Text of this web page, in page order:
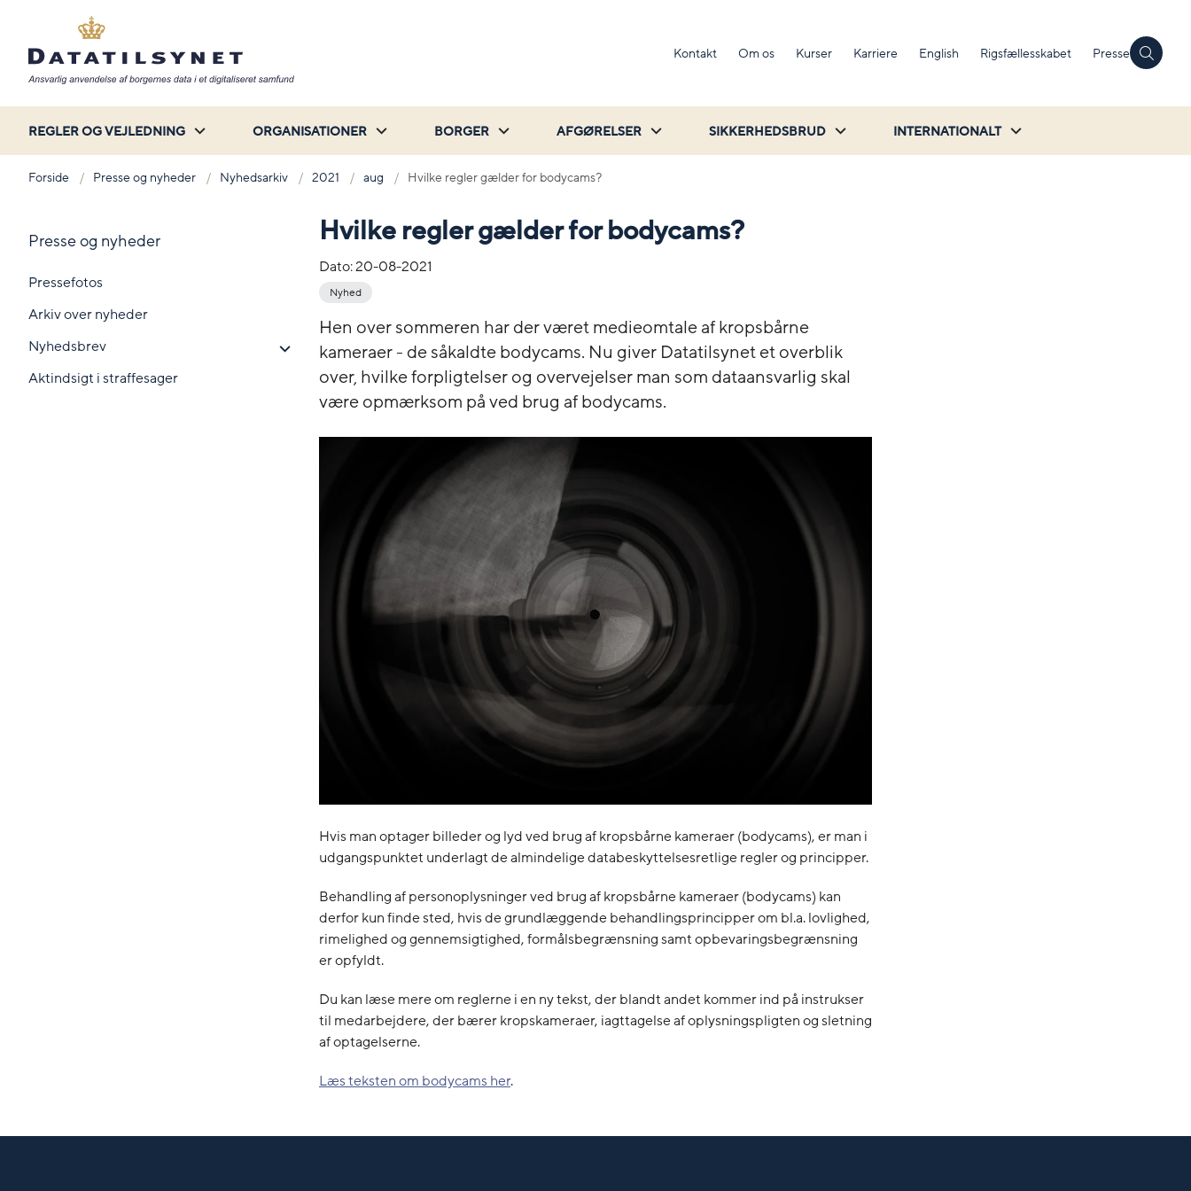
Kontakt Om os Kurser Karriere English Rigsfællesskabet Presse
REGLER OG VEJLEDNING ORGANISATIONER BORGER AFGØRELSER SIKKERHEDSBRUD INTERNATIONALT
Forside Presse og nyheder Nyhedsarkiv 2021 aug Hvilke regler gælder for bodycams?
Presse og nyheder
Pressefotos
Arkiv over nyheder
Nyhedsbrev
Aktindsigt i straffesager
Hvilke regler gælder for bodycams?
Dato:20-08-2021
Nyhed
Hen over sommeren har der været medieomtale af kropsbårne
kameraer - de såkaldte bodycams. Nu giver Datatilsynet et overblik
over, hvilke forpligtelser og overvejelser man som dataansvarlig skal
være opmærksom på ved brug af bodycams.
Hvis man optager billeder og lyd ved brug af kropsbårne kameraer (bodycams), er man i
udgangspunktet underlagt de almindelige databeskyttelsesretlige regler og principper.
Behandling af personoplysninger ved brug af kropsbårne kameraer (bodycams) kan
derfor kun finde sted, hvis de grundlæggende behandlingsprincipper om bl.a. lovlighed,
rimelighed og gennemsigtighed, formålsbegrænsning samt opbevaringsbegrænsning
er opfyldt.
Du kan læse mere om reglerne i en ny tekst, der blandt andet kommer ind på instrukser
til medarbejdere, der bærer kropskameraer, iagttagelse af oplysningspligten og sletning
af optagelserne.
Læs teksten om bodycams her.